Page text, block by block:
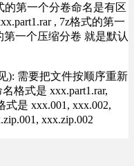
的第一个分卷命名是有区
, 7z格式的第一
第一个压缩分卷 就是默认
): 需要把文件按顺序重新
格式是 xxx.part1.rar,
式是 xxx.001, xxx.002,
xxx.zip.002